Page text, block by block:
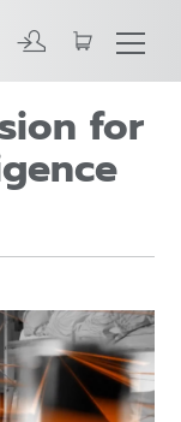
for